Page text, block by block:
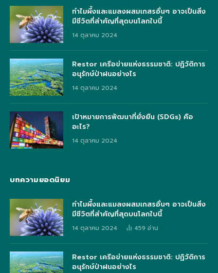
ทำไมผึ้งและแมลงผสมเกสรอื่นๆ อาจเป็นสิ่ง
มีชีวิตที่สำคัญที่สุดบนโลกใบนี้
14 ตุลาคม 2024
Restor เครือข่ายแห่งธรรมชาติ: ปฏิวัติการ
อนุรักษ์ป่าฝนอย่างไร
14 ตุลาคม 2024
เป้าหมายการพัฒนาที่ยั่งยืน (SDGs) คือ
อะไร?
14 ตุลาคม 2024
บทความยอดนิยม
ทำไมผึ้งและแมลงผสมเกสรอื่นๆ อาจเป็นสิ่ง
มีชีวิตที่สำคัญที่สุดบนโลกใบนี้
14 ตุลาคม 2024 459 อ่าน
Restor เครือข่ายแห่งธรรมชาติ: ปฏิวัติการ
อนุรักษ์ป่าฝนอย่างไร